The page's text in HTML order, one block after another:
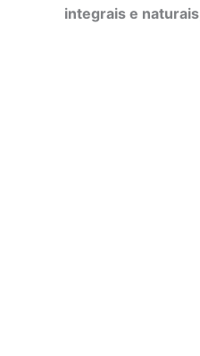
integrais e naturais